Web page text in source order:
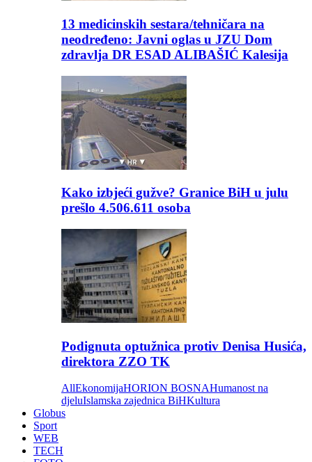
13 medicinskih sestara/tehničara na
neodređeno: Javni oglas u JZU Dom
zdravlja DR ESAD ALIBAŠIĆ Kalesija
Kako izbjeći gužve? Granice BiH u julu
prešlo 4.506.611 osoba
Podignuta optužnica protiv Denisa Husića,
direktora ZZO TK
AllEkonomijaHORION BOSNAHumanost na
djeluIslamska zajednica BiHKultura
Globus
Sport
WEB
TECH